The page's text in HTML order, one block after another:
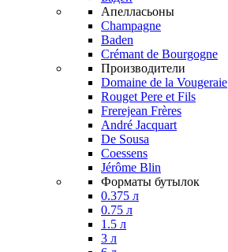
Апелласьоны
Champagne
Baden
Crémant de Bourgogne
Производители
Domaine de la Vougeraie
Rouget Pere et Fils
Frerejean Frères
André Jacquart
De Sousa
Coessens
Jérôme Blin
Форматы бутылок
0.375 л
0.75 л
1.5 л
3 л